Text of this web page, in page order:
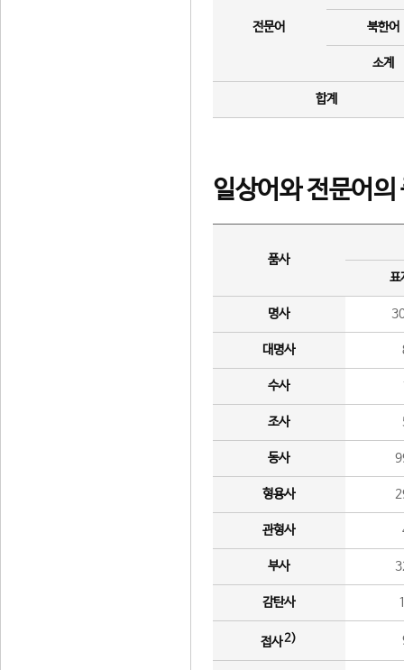
전문어 북한어
소계
합계
일상어와 전문어의
품사
표
명사
대명사
수사
조사
동사
형용사
관형사
부사
감탄사
접사2)